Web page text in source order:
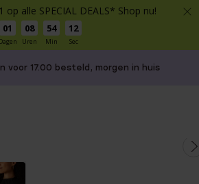
op alle SPECIAL DEALS* Shop nu!
01
Dagen
08
Uren
54
Min
12
Sec
voor 17.00 besteld, morgen in huis